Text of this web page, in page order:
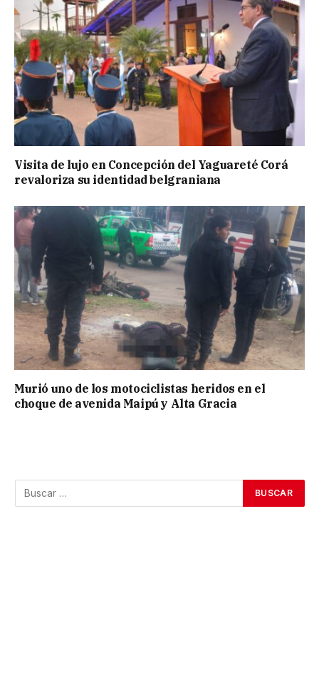
Visita de lujo en Concepción del Yaguareté Corá
revaloriza su identidad belgraniana
Murió uno de los motociclistas heridos en el
choque de avenida Maipú y Alta Gracia